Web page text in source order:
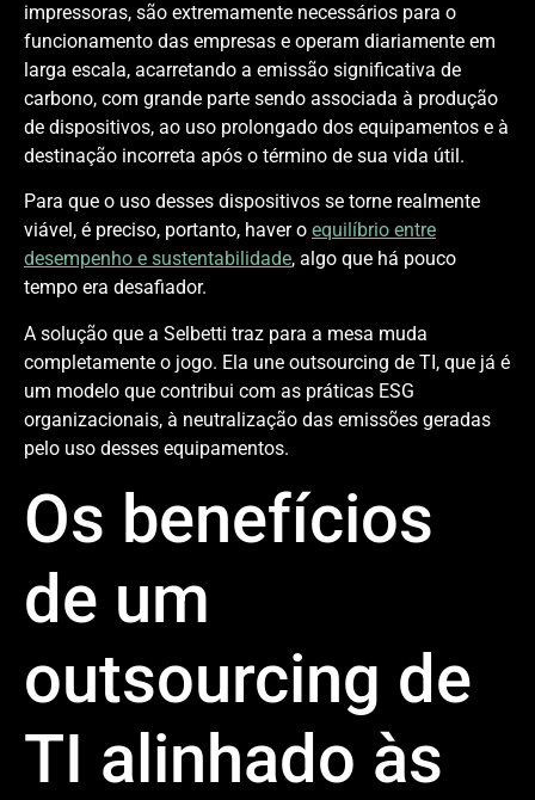
impressoras, são extremamente necessários para o
funcionamento das empresas e operam diariamente em
larga escala, acarretando a emissão significativa de
carbono, com grande parte sendo associada à produção
de dispositivos, ao uso prolongado dos equipamentos e à
destinação incorreta após o término de sua vida útil.
Para que o uso desses dispositivos se torne realmente
viável, é preciso, portanto, haver o equilíbrio entre
desempenho e sustentabilidade, algo que há pouco
tempo era desafiador.
A solução que a Selbetti traz para a mesa muda
completamente o jogo. Ela une outsourcing de TI, que já é
um modelo que contribui com as práticas ESG
organizacionais, à neutralização das emissões geradas
pelo uso desses equipamentos.
Os benefícios
de um
outsourcing de
TI alinhado às